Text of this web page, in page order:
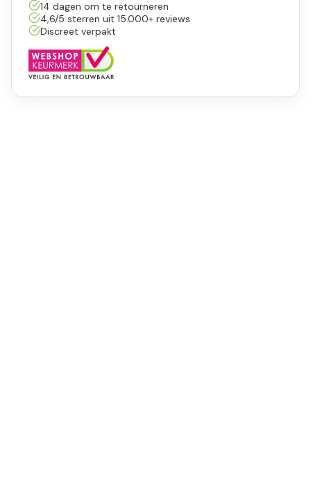
14 dagen om te retourneren
4,6/5 sterren uit 15.000+ reviews
Discreet verpakt